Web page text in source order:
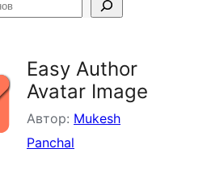
Easy Author
Avatar Image
Автор: Mukesh
Panchal